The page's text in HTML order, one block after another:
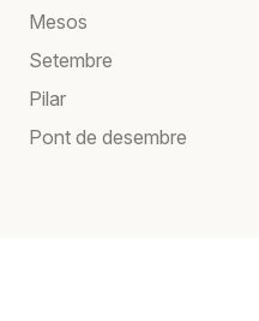
Mesos
Setembre
Pilar
Pont de desembre